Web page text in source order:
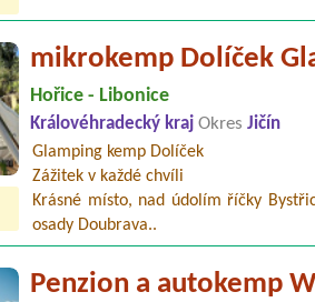
mikrokemp Dolíček
Hořice - Libonice
Královéhradecký krajOkres Jičín
Glamping kemp Dolíček
Zážitek v každé chvíli
Krásné místo, nad údolím říčky
osady Doubrava..
Penzion a autokemp